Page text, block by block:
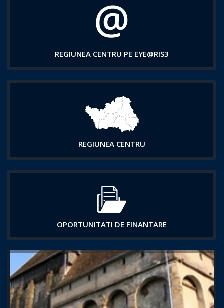
REGIUNEA CENTRU PE EYE@RIS3
REGIUNEA CENTRU
OPORTUNITATI DE FINANTARE